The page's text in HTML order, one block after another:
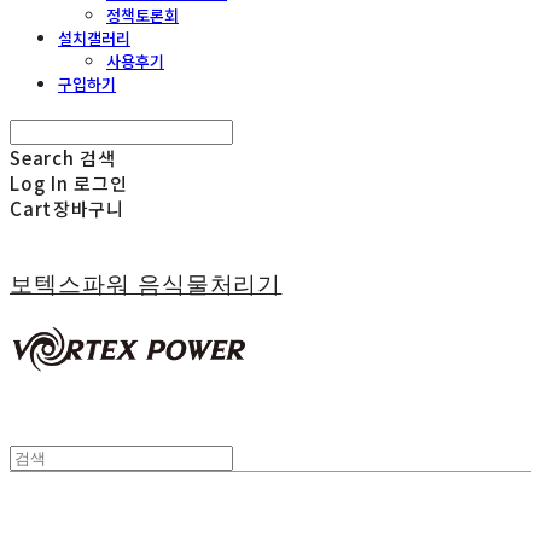
정책토론회
설치갤러리
사용후기
구입하기
Search 검색
Log In 로그인
Cart장바구니
보텍스파워 음식물처리기